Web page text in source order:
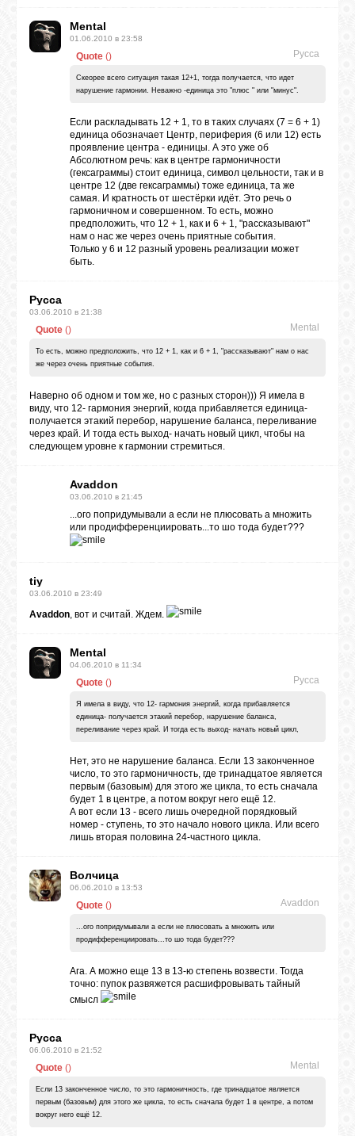
Mental
01.06.2010 в 23:58
Quote ( Русса
)
Скеорее всего ситуация такая 12+1, тогда получается, что идет
нарушение гармонии. Неважно -единица это "плюс " или "минус".
Если раскладывать 12 + 1, то в таких случаях (7 = 6 + 1)
единица обозначает Центр, периферия (6 или 12) есть
проявление центра - единицы. А это уже об
Абсолютном речь: как в центре гармоничности
(гексаграммы) стоит единица, символ цельности, так и в
центре 12 (две гексаграммы) тоже единица, та же
самая. И кратность от шестёрки идёт. Это речь о
гармоничном и совершенном. То есть, можно
предположить, что 12 + 1, как и 6 + 1, "рассказывают"
нам о нас же через очень приятные события.
Только у 6 и 12 разный уровень реализации может
быть.
Русса
03.06.2010 в 21:38
Quote ( Mental
)
То есть, можно предположить, что 12 + 1, как и 6 + 1, "рассказывают" нам о нас
же через очень приятные события.
Наверно об одном и том же, но с разных сторон))) Я имела в
виду, что 12- гармония энергий, когда прибавляется единица-
получается этакий перебор, нарушение баланса, переливание
через край. И тогда есть выход- начать новый цикл, чтобы на
следующем уровне к гармонии стремиться.
Avaddon
03.06.2010 в 21:45
...ого попридумывали а если не плюсовать а множить
или продифференциировать...то шо тода будет???
tiy
03.06.2010 в 23:49
Avaddon, вот и считай. Ждем.
Mental
04.06.2010 в 11:34
Quote ( Русса
)
Я имела в виду, что 12- гармония энергий, когда прибавляется
единица- получается этакий перебор, нарушение баланса,
переливание через край. И тогда есть выход- начать новый цикл,
Нет, это не нарушение баланса. Если 13 законченное
число, то это гармоничность, где тринадцатое является
первым (базовым) для этого же цикла, то есть сначала
будет 1 в центре, а потом вокруг него ещё 12.
А вот если 13 - всего лишь очередной порядковый
номер - ступень, то это начало нового цикла. Или всего
лишь вторая половина 24-частного цикла.
Волчица
06.06.2010 в 13:53
Quote ( Avaddon
)
...ого попридумывали а если не плюсовать а множить или
продифференциировать...то шо тода будет???
Ага. А можно еще 13 в 13-ю степень возвести. Тогда
точно: пупок развяжется расшифровывать тайный
смысл
Русса
06.06.2010 в 21:52
Quote ( Mental
)
Если 13 законченное число, то это гармоничность, где тринадцатое является
первым (базовым) для этого же цикла, то есть сначала будет 1 в центре, а потом
вокруг него ещё 12.